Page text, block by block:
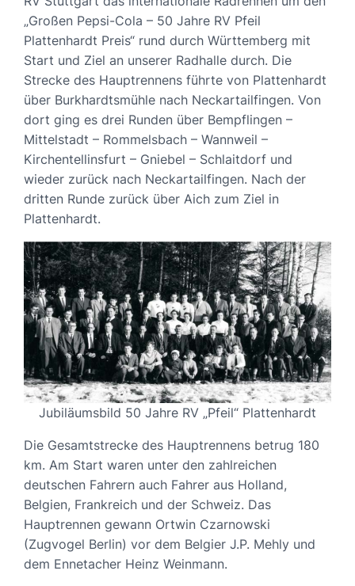
„Großen Pepsi-Cola – 50 Jahre RV Pfeil
Plattenhardt Preis“ rund durch Württemberg mit
Start und Ziel an unserer Radhalle durch. Die
Strecke des Hauptrennens führte von Plattenhardt
über Burkhardtsmühle nach Neckartailfingen. Von
dort ging es drei Runden über Bempflingen –
Mittelstadt – Rommelsbach – Wannweil –
Kirchentellinsfurt – Gniebel – Schlaitdorf und
wieder zurück nach Neckartailfingen. Nach der
dritten Runde zurück über Aich zum Ziel in
Plattenhardt.
Jubiläumsbild 50 Jahre RV „Pfeil“ Plattenhardt
Die Gesamtstrecke des Hauptrennens betrug 180
km. Am Start waren unter den zahlreichen
deutschen Fahrern auch Fahrer aus Holland,
Belgien, Frankreich und der Schweiz. Das
Hauptrennen gewann Ortwin Czarnowski
(Zugvogel Berlin) vor dem Belgier J.P. Mehly und
dem Ennetacher Heinz Weinmann.